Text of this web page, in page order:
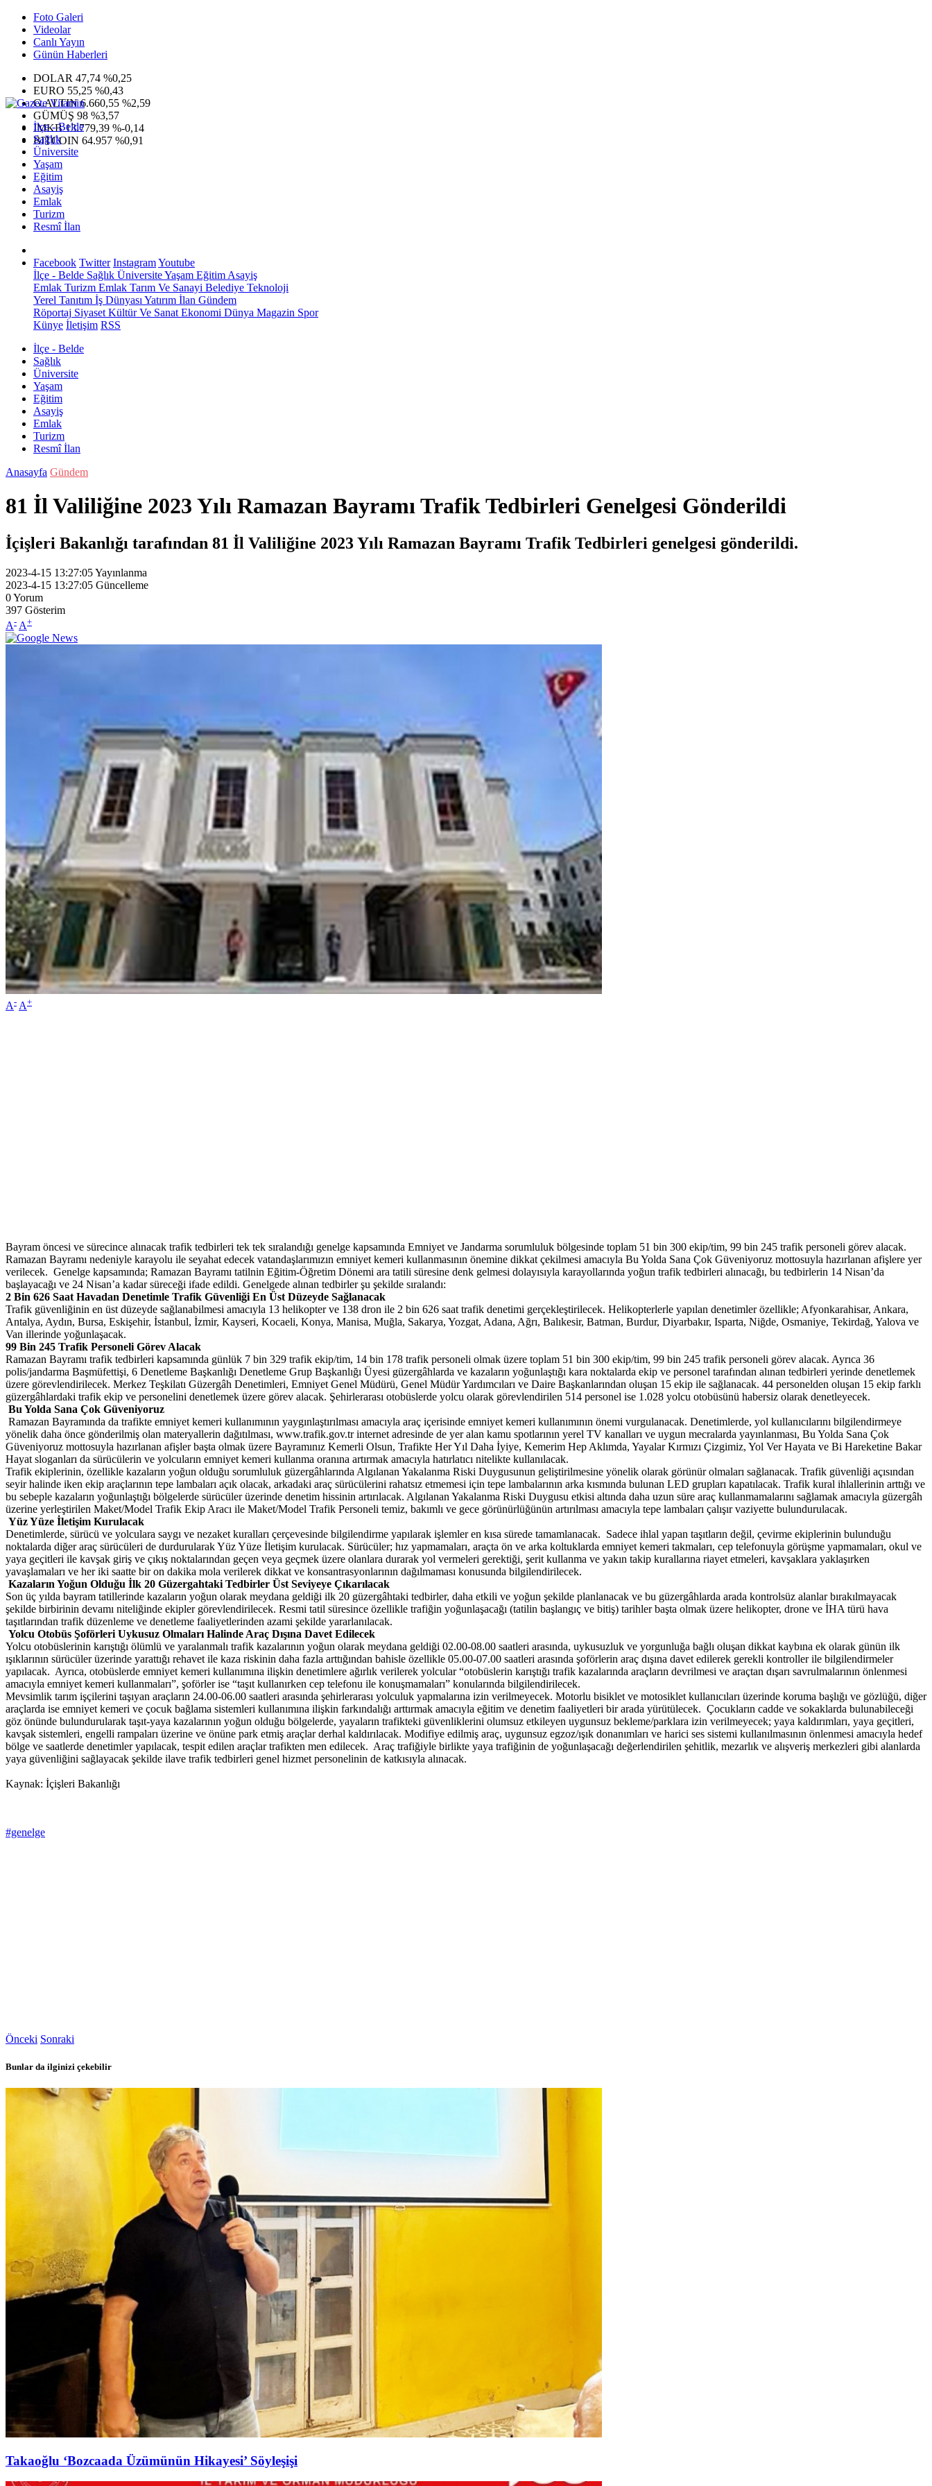
Foto Galeri
Videolar
Canlı Yayın
Günün Haberleri
DOLAR 47,74 %0,25
EURO 55,25 %0,43
G.ALTIN6.660,55 %2,59
GÜMÜŞ 98 %3,57
IMKB13.779,39 %-0,14
BITCOIN 64.957 %0,91
İlçe - Belde
Sağlık
Üniversite
Yaşam
Eğitim
Asayiş
Emlak
Turizm
Resmî İlan
Facebook Twitter InstagramYoutube
İlçe - Belde Sağlık ÜniversiteYaşam Eğitim Asayiş
Emlak Turizm Emlak Tarım Ve Sanayi Belediye Teknoloji
Yerel Tanıtım İş Dünyası Yatırım İlan Gündem
Röportaj Siyaset Kültür Ve Sanat Ekonomi Dünya Magazin Spor
Künye İletişim RSS
İlçe - Belde
Sağlık
Üniversite
Yaşam
Eğitim
Asayiş
Emlak
Turizm
Resmî İlan
Anasayfa Gündem
81 İl Valiliğine 2023 Yılı Ramazan Bayramı Trafik Tedbirleri Genelgesi Gönderildi
İçişleri Bakanlığı tarafından 81 İl Valiliğine 2023 Yılı Ramazan Bayramı Trafik Tedbirleri genelgesi gönderildi.
2023-4-15 13:27:05Yayınlanma
2023-4-15 13:27:05 Güncelleme
0Yorum
397 Gösterim
A- A+
A- A+
Bayram öncesi ve sürecince alınacak trafik tedbirleri tek tek sıralandığı genelge kapsamında Emniyet ve Jandarma sorumluluk bölgesinde toplam 51 bin 300 ekip/tim, 99 bin 245 trafik personeli görev alacak.
Ramazan Bayramı nedeniyle karayolu ile seyahat edecek vatandaşlarımızın emniyet kemeri kullanmasının önemine dikkat çekilmesi amacıyla Bu Yolda Sana Çok Güveniyoruz mottosuyla hazırlanan afişlere yer
verilecek. Genelge kapsamında; Ramazan Bayramı tatilnin Eğitim-Öğretim Dönemi ara tatili süresine denk gelmesi dolayısıyla karayollarında yoğun trafik tedbirleri alınacağı, bu tedbirlerin 14 Nisan’da
başlayacağı ve 24 Nisan’a kadar süreceği ifade edildi. Genelgede alınan tedbirler şu şekilde sıralandı:
2 Bin 626 Saat Havadan Denetimle Trafik Güvenliği En Üst Düzeyde Sağlanacak
Trafik güvenliğinin en üst düzeyde sağlanabilmesi amacıyla 13 helikopter ve 138 dron ile 2 bin 626 saat trafik denetimi gerçekleştirilecek. Helikopterlerle yapılan denetimler özellikle; Afyonkarahisar, Ankara,
Antalya, Aydın, Bursa, Eskişehir, İstanbul, İzmir, Kayseri, Kocaeli, Konya, Manisa, Muğla, Sakarya, Yozgat, Adana, Ağrı, Balıkesir, Batman, Burdur, Diyarbakır, Isparta, Niğde, Osmaniye, Tekirdağ, Yalova ve
Van illerinde yoğunlaşacak.
99 Bin 245 Trafik Personeli Görev Alacak
Ramazan Bayramı trafik tedbirleri kapsamında günlük 7 bin 329 trafik ekip/tim, 14 bin 178 trafik personeli olmak üzere toplam 51 bin 300 ekip/tim, 99 bin 245 trafik personeli görev alacak. Ayrıca 36
polis/jandarma Başmüfettişi, 6 Denetleme Başkanlığı Denetleme Grup Başkanlığı Üyesi güzergâhlarda ve kazaların yoğunlaştığı kara noktalarda ekip ve personel tarafından alınan tedbirleri yerinde denetlemek
üzere görevlendirilecek. Merkez Teşkilatı Güzergâh Denetimleri, Emniyet Genel Müdürü, Genel Müdür Yardımcıları ve Daire Başkanlarından oluşan 15 ekip ile sağlanacak. 44 personelden oluşan 15 ekip farklı
güzergâhlardaki trafik ekip ve personelini denetlemek üzere görev alacak. Şehirlerarası otobüslerde yolcu olarak görevlendirilen 514 personel ise 1.028 yolcu otobüsünü habersiz olarak denetleyecek.
Bu Yolda Sana Çok Güveniyoruz
Ramazan Bayramında da trafikte emniyet kemeri kullanımının yaygınlaştırılması amacıyla araç içerisinde emniyet kemeri kullanımının önemi vurgulanacak. Denetimlerde, yol kullanıcılarını bilgilendirmeye
yönelik daha önce gönderilmiş olan materyallerin dağıtılması, www.trafik.gov.tr internet adresinde de yer alan kamu spotlarının yerel TV kanalları ve uygun mecralarda yayınlanması, Bu Yolda Sana Çok
Güveniyoruz mottosuyla hazırlanan afişler başta olmak üzere Bayramınız Kemerli Olsun, Trafikte Her Yıl Daha İyiye, Kemerim Hep Aklımda, Yayalar Kırmızı Çizgimiz, Yol Ver Hayata ve Bi Hareketine Bakar
Hayat sloganları da sürücülerin ve yolcuların emniyet kemeri kullanma oranına artırmak amacıyla hatırlatıcı nitelikte kullanılacak.
Trafik ekiplerinin, özellikle kazaların yoğun olduğu sorumluluk güzergâhlarında Algılanan Yakalanma Riski Duygusunun geliştirilmesine yönelik olarak görünür olmaları sağlanacak. Trafik güvenliği açısından
seyir halinde iken ekip araçlarının tepe lambaları açık olacak, arkadaki araç sürücülerini rahatsız etmemesi için tepe lambalarının arka kısmında bulunan LED grupları kapatılacak. Trafik kural ihlallerinin arttığı ve
bu sebeple kazaların yoğunlaştığı bölgelerde sürücüler üzerinde denetim hissinin artırılacak. Algılanan Yakalanma Riski Duygusu etkisi altında daha uzun süre araç kullanmamalarını sağlamak amacıyla güzergâh
üzerine yerleştirilen Maket/Model Trafik Ekip Aracı ile Maket/Model Trafik Personeli temiz, bakımlı ve gece görünürlüğünün artırılması amacıyla tepe lambaları çalışır vaziyette bulundurulacak.
Yüz Yüze İletişim Kurulacak
Denetimlerde, sürücü ve yolculara saygı ve nezaket kuralları çerçevesinde bilgilendirme yapılarak işlemler en kısa sürede tamamlanacak. Sadece ihlal yapan taşıtların değil, çevirme ekiplerinin bulunduğu
noktalarda diğer araç sürücüleri de durdurularak Yüz Yüze İletişim kurulacak. Sürücüler; hız yapmamaları, araçta ön ve arka koltuklarda emniyet kemeri takmaları, cep telefonuyla görüşme yapmamaları, okul ve
yaya geçitleri ile kavşak giriş ve çıkış noktalarından geçen veya geçmek üzere olanlara durarak yol vermeleri gerektiği, şerit kullanma ve yakın takip kurallarına riayet etmeleri, kavşaklara yaklaşırken
yavaşlamaları ve her iki saatte bir on dakika mola verilerek dikkat ve konsantrasyonlarının dağılmaması konusunda bilgilendirilecek.
Kazaların Yoğun Olduğu İlk 20 Güzergahtaki Tedbirler Üst Seviyeye Çıkarılacak
Son üç yılda bayram tatillerinde kazaların yoğun olarak meydana geldiği ilk 20 güzergâhtaki tedbirler, daha etkili ve yoğun şekilde planlanacak ve bu güzergâhlarda arada kontrolsüz alanlar bırakılmayacak
şekilde birbirinin devamı niteliğinde ekipler görevlendirilecek. Resmi tatil süresince özellikle trafiğin yoğunlaşacağı (tatilin başlangıç ve bitiş) tarihler başta olmak üzere helikopter, drone ve İHA türü hava
taşıtlarından trafik düzenleme ve denetleme faaliyetlerinden azami şekilde yararlanılacak.
Yolcu Otobüs Şoförleri Uykusuz Olmaları Halinde Araç Dışına Davet Edilecek
Yolcu otobüslerinin karıştığı ölümlü ve yaralanmalı trafik kazalarının yoğun olarak meydana geldiği 02.00-08.00 saatleri arasında, uykusuzluk ve yorgunluğa bağlı oluşan dikkat kaybına ek olarak günün ilk
ışıklarının sürücüler üzerinde yarattığı rehavet ile kaza riskinin daha fazla arttığından bahisle özellikle 05.00-07.00 saatleri arasında şoförlerin araç dışına davet edilerek gerekli kontroller ile bilgilendirmeler
yapılacak. Ayrıca, otobüslerde emniyet kemeri kullanımına ilişkin denetimlere ağırlık verilerek yolcular “otobüslerin karıştığı trafik kazalarında araçların devrilmesi ve araçtan dışarı savrulmalarının önlenmesi
amacıyla emniyet kemeri kullanmaları”, şoförler ise “taşıt kullanırken cep telefonu ile konuşmamaları” konularında bilgilendirilecek.
Mevsimlik tarım işçilerini taşıyan araçların 24.00-06.00 saatleri arasında şehirlerarası yolculuk yapmalarına izin verilmeyecek. Motorlu bisiklet ve motosiklet kullanıcıları üzerinde koruma başlığı ve gözlüğü, diğer
araçlarda ise emniyet kemeri ve çocuk bağlama sistemleri kullanımına ilişkin farkındalığı arttırmak amacıyla eğitim ve denetim faaliyetleri bir arada yürütülecek. Çocukların cadde ve sokaklarda bulunabileceği
göz önünde bulundurularak taşıt-yaya kazalarının yoğun olduğu bölgelerde, yayaların trafikteki güvenliklerini olumsuz etkileyen uygunsuz bekleme/parklara izin verilmeyecek; yaya kaldırımları, yaya geçitleri,
kavşak sistemleri, engelli rampaları üzerine ve önüne park etmiş araçlar derhal kaldırılacak. Modifiye edilmiş araç, uygunsuz egzoz/ışık donanımları ve harici ses sistemi kullanılmasının önlenmesi amacıyla hedef
bölge ve saatlerde denetimler yapılacak, tespit edilen araçlar trafikten men edilecek. Araç trafiğiyle birlikte yaya trafiğinin de yoğunlaşacağı değerlendirilen şehitlik, mezarlık ve alışveriş merkezleri gibi alanlarda
yaya güvenliğini sağlayacak şekilde ilave trafik tedbirleri genel hizmet personelinin de katkısıyla alınacak.
Kaynak: İçişleri Bakanlığı
#genelge
Önceki Sonraki
Bunlar da ilginizi çekebilir
Takaoğlu ‘Bozcaada Üzümünün Hikayesi’ Söyleşişi